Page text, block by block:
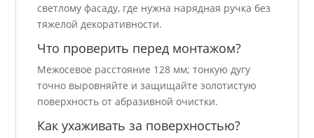
светлому фасаду, где нужна нарядная ручка без
тяжелой декоративности.
Что проверить перед монтажом?
Межосевое расстояние 128 мм; тонкую дугу
точно выровняйте и защищайте золотистую
поверхность от абразивной очистки.
Как ухаживать за поверхностью?